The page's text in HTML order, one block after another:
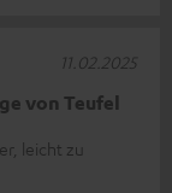
von Teufel
leicht zu
11.02.2025